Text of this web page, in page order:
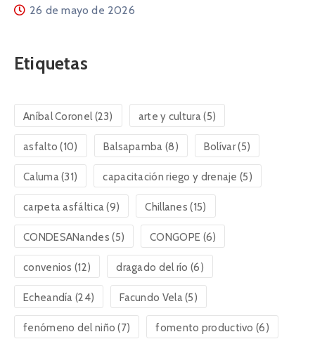
26 de mayo de 2026
Etiquetas
Aníbal Coronel(23) arte y cultura(5)
asfalto (10) Balsapamba (8) Bolívar(5)
Caluma(31) capacitación riego y drenaje (5)
carpeta asfáltica(9) Chillanes (15)
CONDESANandes (5) CONGOPE (6)
convenios (12) dragado del río (6)
Echeandía (24) Facundo Vela(5)
fenómeno del niño (7) fomento productivo (6)